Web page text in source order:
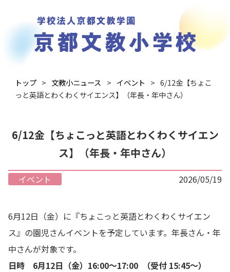
トップ 文教小ニュース イベント
6/12金【ちょこ
っと英語とわくわくサイエンス】（年長・年中さん）
6/12金【ちょこっと英語とわくわくサイエン
ス】（年長・年中さん）
イベント 2026/05/19
6月12日（金）に『ちょこっと英語とわくわくサイエン
ス』の園児さんイベントを予定しています。年長さん・年
中さんが対象です。
日時 6月12日（金）16:00～17:00 （受付 15:45～）